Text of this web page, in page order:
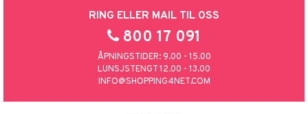
RING ELLER MAIL TIL OSS
800 17 091
ÅPNINGSTIDER: 9.00 - 15.00
LUNSJSTENGT 12.00 - 13.00
INFO@SHOPPING4NET.COM